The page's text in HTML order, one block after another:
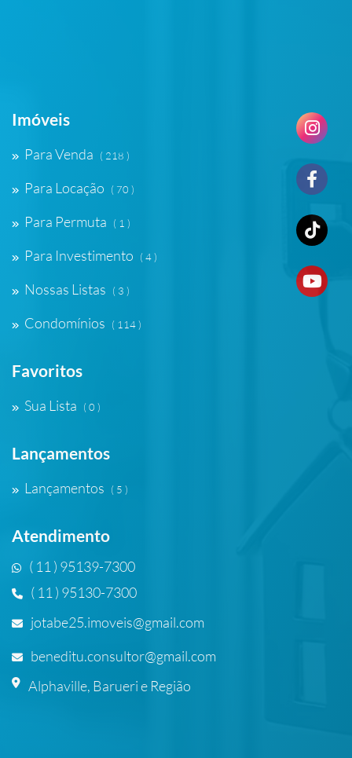
Imóveis
Para Venda ( 218 )
Para Locação ( 70 )
Para Permuta ( 1 )
Para Investimento ( 4 )
Nossas Listas ( 3 )
Condomínios ( 114 )
Favoritos
Sua Lista ( 0 )
Lançamentos
Lançamentos ( 5 )
Atendimento
( 11 ) 95139-7300
( 11 ) 95130-7300
jotabe25.imoveis@gmail.com
beneditu.consultor@gmail.com
Alphaville, Barueri e Região